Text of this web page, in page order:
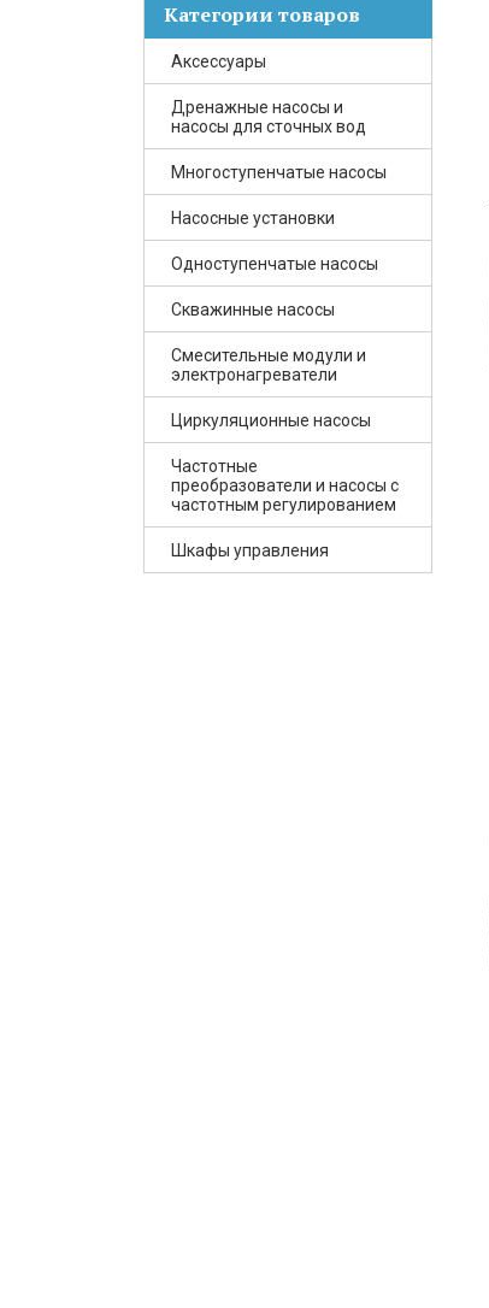
Категории товаров
Аксессуары
Дренажные насосы и
насосы для сточных вод
Многоступенчатые насосы
Насосные установки
Одноступенчатые насосы
Скважинные насосы
Смесительные модули и
электронагреватели
Циркуляционные насосы
Частотные
преобразователи и насосы с
частотным регулированием
Шкафы управления